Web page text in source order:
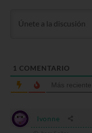
1 COMENTARIO
Más reciente
Ivonne